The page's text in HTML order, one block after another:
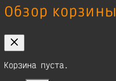
Обзор корзины
Корзина пуста.